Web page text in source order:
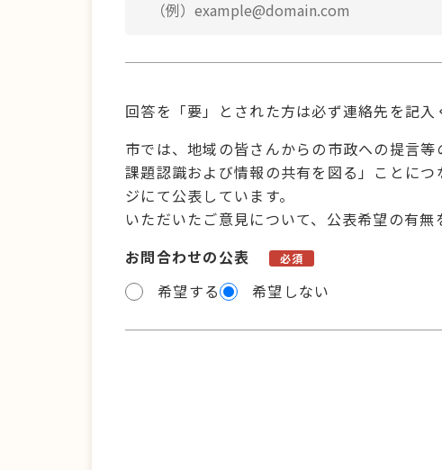
回答を「要」とされた方は必ず連絡先を記
市では、地域の皆さんからの市政への提言
課題認識および情報の共有を図る」ことに
ジにて公表しています。
いただいたご意見について、公表希望の有無
お問合わせの公表
必須
希望する 希望しない